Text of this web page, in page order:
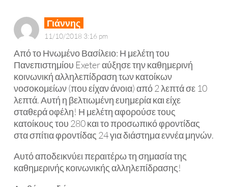
Γιάννης
11/10/2018 3:16 pm
Από το Ηνωμένο Βασίλειο: Η μελέτη του
Πανεπιστημίου Exeter αύξησε την καθημερινή
κοινωνική αλληλεπίδραση των κατοίκων
νοσοκομείων (που είχαν άνοια) από 2 λεπτά σε 10
λεπτά. Αυτή η βελτιωμένη ευημερία και είχε
σταθερά οφέλη! Η μελέτη αφορούσε τους
κατοίκους του 280 και το προσωπικό φροντίδας
στα σπίτια φροντίδας 24 για διάστημα εννέα μηνών.
Αυτό αποδεικνύει περαιτέρω τη σημασία της
καθημερινής κοινωνικής αλληλεπίδρασης!